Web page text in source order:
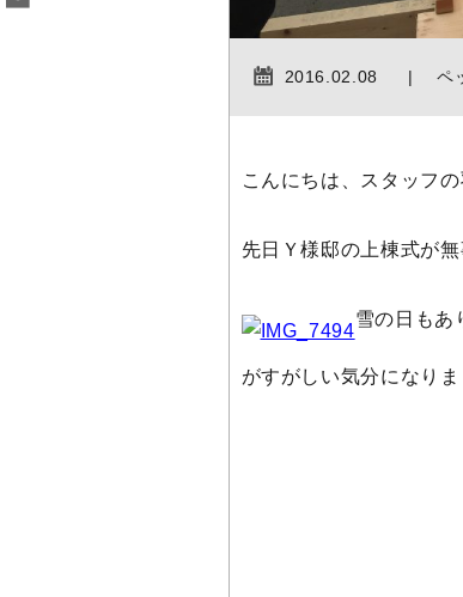
2016.02.08 ペ
こんにちは、スタッフの
先日Ｙ様邸の上棟式が
雪の日もあ
がすがしい気分になりま